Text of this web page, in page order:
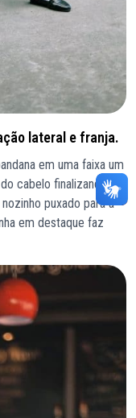
lateral e franja.
em uma faixa um
cabelo finalizando no
puxado para a
em destaque faz